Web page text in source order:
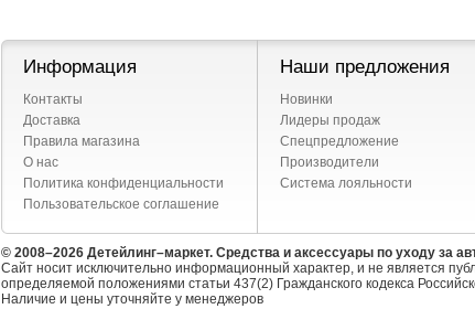
Информация
Контакты
Доставка
Правила магазина
О нас
Политика конфиденциальности
Пользовательское соглашение
Наши предложения
Новинки
Лидеры продаж
Спецпредложение
Производители
Система лояльности
© 2008–2026 Детейлинг–маркет. Средства и аксессуары по уходу за
Сайт носит исключительно информационный характер, и не является
определяемой положениями статьи 437(2) Гражданского кодекса
Наличие и цены уточняйте у менеджеров